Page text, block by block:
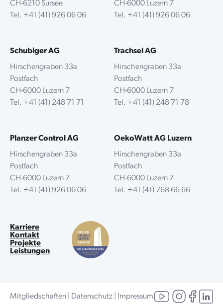
CH-6210 Sursee
Tel. +41 (41) 926 06 06
CH-6000 Luzern 7
Tel. +41 (41) 926 06 06
Schubiger AG
Hirschengraben 33a
Postfach
CH-6000 Luzern 7
Tel. +41 (41) 248 71 71
Trachsel AG
Hirschengraben 33a
Postfach
CH-6000 Luzern 7
Tel. +41 (41) 248 71 78
Planzer Control AG
Hirschengraben 33a
Postfach
CH-6000 Luzern 7
Tel. +41 (41) 926 06 06
OekoWatt AG Luzern
Hirschengraben 33a
Postfach
CH-6000 Luzern 7
Tel. +41 (41) 768 66 66
Karriere
Kontakt
Projekte
Leistungen
Mitgliedschaften Datenschutz Impressum